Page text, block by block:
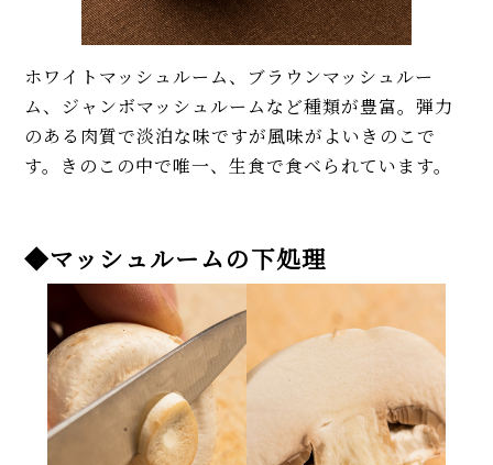
ホワイトマッシュルーム、ブラウンマッシュルー
ム、ジャンボマッシュルームなど種類が豊富。弾力
のある肉質で淡泊な味ですが風味がよいきのこで
す。きのこの中で唯一、生食で食べられています。
◆マッシュルームの下処理